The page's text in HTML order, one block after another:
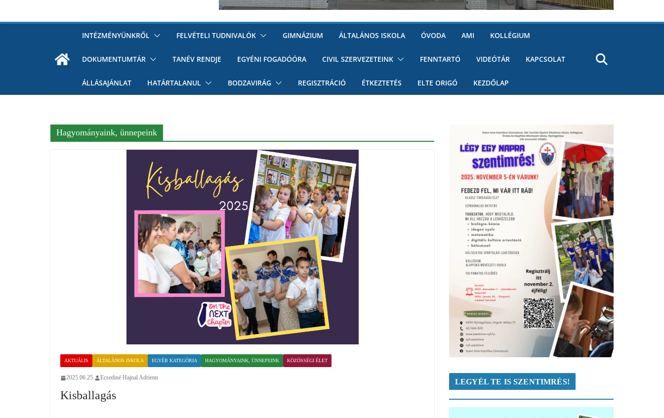
INTÉZMÉNYÜNKRŐL FELVÉTELI TUDNIVALÓK GIMNÁZIUM ÁLTALÁNOS ISKOLA ÓVODA AMI KOLLÉGIUM
DOKUMENTUMTÁR TANÉV RENDJE EGYÉNI FOGADÓÓRA CIVIL SZERVEZETEINK FENNTARTÓ VIDEÓTÁR KAPCSOLAT
ÁLLÁSAJÁNLAT HATÁRTALANUL BODZAVIRÁG REGISZTRÁCIÓ ÉTKEZTETÉS ELTE ORIGÓ KEZDŐLAP
Hagyományaink, ünnepeink
AKTUÁLIS ÁLTALÁNOS ISKOLA EGYÉB KATEGÓRIA HAGYOMÁNYAINK, ÜNNEPEINK KÖZÖSSÉGI ÉLET
2025.06.25. Ecsediné Hajnal Adrienn
Kisballagás
LEGYÉL TE IS SZENTIMRÉS!